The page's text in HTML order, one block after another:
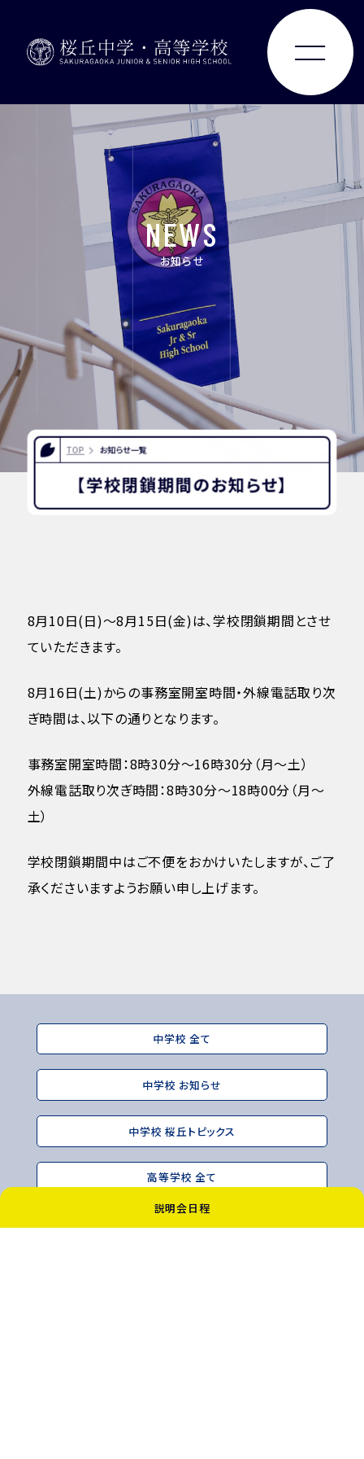
JUNIOR HIGH SCHOOL
SENIOR HIGH SCHOOL
SCHOOL LIFE
ACHIEVEMENTS
FOR EXAMINEES
INFORMATION
OTHERS
インスタグラム
デジタルパンフレット
説明会日程
NEWS
お知らせ
TOP お知らせ一覧
【学校閉鎖期間のお知らせ】
8月10日(日)～8月15日(金)は、学校閉鎖期間とさせ
ていただきます。
8月16日(土)からの事務室開室時間・外線電話取り次
ぎ時間は、以下の通りとなります。
事務室開室時間：8時30分～16時30分（月～土）
外線電話取り次ぎ時間：8時30分～18時00分（月～
土）
学校閉鎖期間中はご不便をおかけいたしますが、ご了
承くださいますようお願い申し上げます。
中学校 全て
中学校 お知らせ
中学校 桜丘トピックス
高等学校 全て